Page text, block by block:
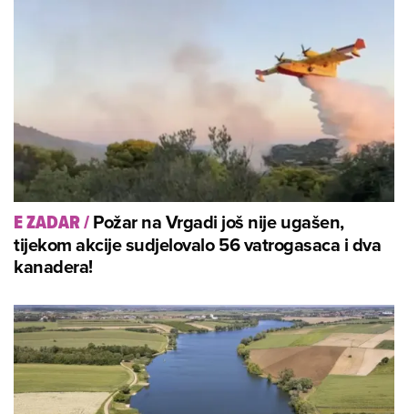
E ZADAR/Požar na Vrgadi još nije ugašen,
tijekom akcije sudjelovalo 56 vatrogasaca i dva
kanadera!